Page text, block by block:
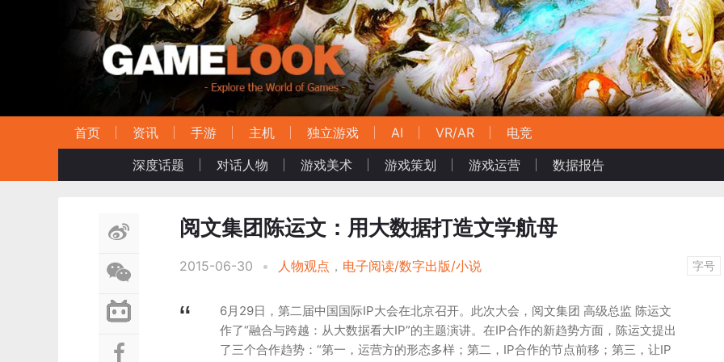
首页 资讯 手游 主机 独立游戏 AI VR/AR
电竞
深度话题
对话人物 游戏美术 游戏策划 游戏运营 数据报告
阅文集团陈运文：用大数据打造文学航母
2015-06-30 • 人物观点 ， 电子阅读/数字出版/小说 字号
6月29日，第二届中国国际IP大会在北京召开。此次大会，阅文集团 高级总监 陈运文
作了“融合与跨越：从大数据看大IP”的主题演讲。在IP合作的新趋势方面，陈运文提出
了三个合作趋势：“第一，运营方的形态多样；第二，IP合作的节点前移；第三，让IP